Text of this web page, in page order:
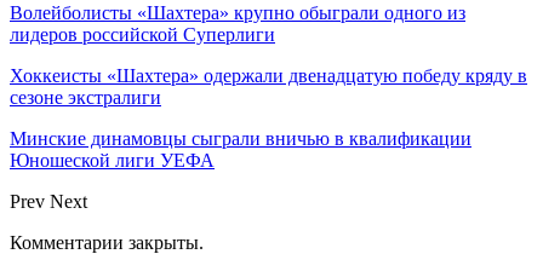
Волейболисты «Шахтера» крупно обыграли одного из
лидеров российской Суперлиги
Хоккеисты «Шахтера» одержали двенадцатую победу кряду в
сезоне экстралиги
Минские динамовцы сыграли вничью в квалификации
Юношеской лиги УЕФА
Prev Next
Комментарии закрыты.